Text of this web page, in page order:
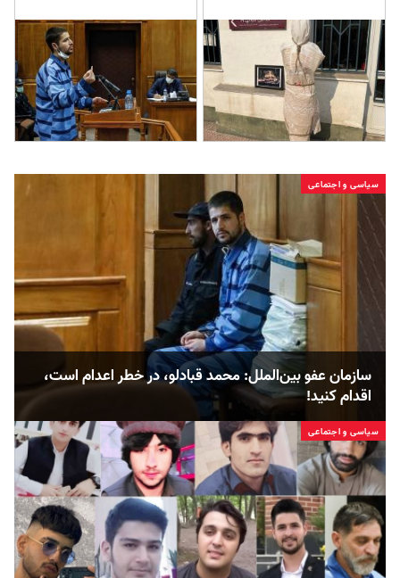
سیاسی و اجتماعی
سازمان عفو بین‌الملل: محمد قبادلو، در خطر اعدام است،
اقدام کنید!
سیاسی و اجتماعی